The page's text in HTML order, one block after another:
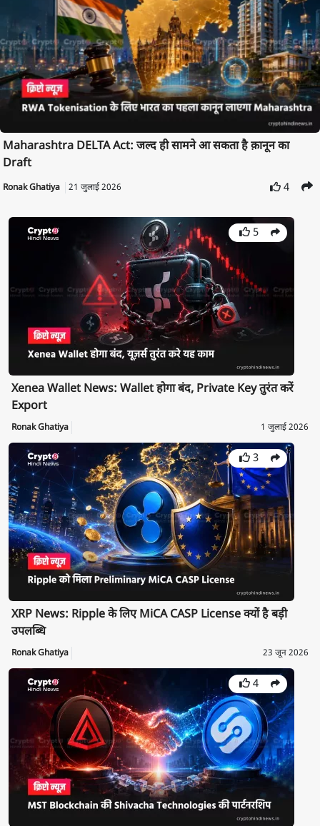
Maharashtra DELTA Act: जल्द ही सामने आ सकता है क़ानून का
Draft
Ronak Ghatiya 21 जुलाई 2026 4
5
Xenea Wallet News: Wallet होगा बंद, Private Key तुरंत करें
Export
Ronak Ghatiya 1 जुलाई 2026
3
XRP News: Ripple के लिए MiCA CASP License क्यों है बड़ी
उपलब्धि
Ronak Ghatiya 23 जून 2026
4